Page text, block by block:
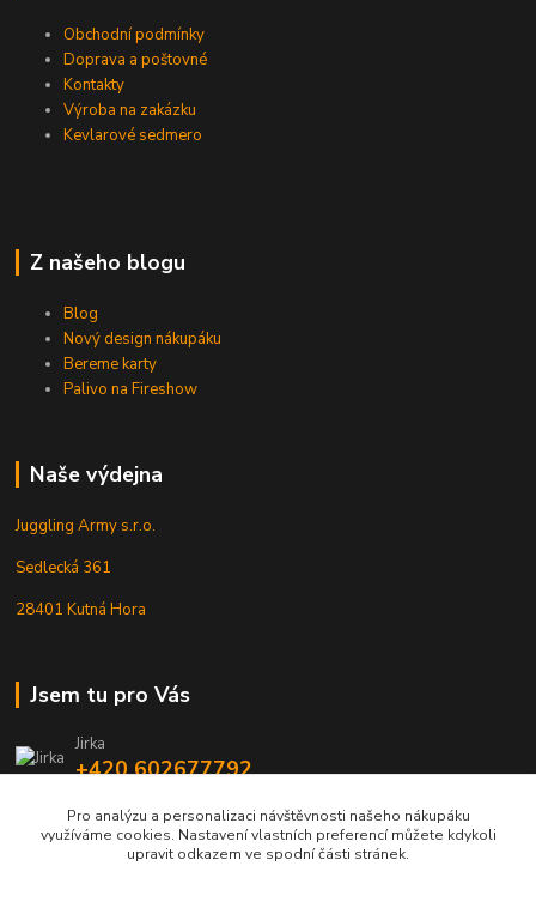
Obchodní podmínky
Doprava a poštovné
Kontakty
Výroba na zakázku
Kevlarové sedmero
Z našeho blogu
Blog
Nový design nákupáku
Bereme karty
Palivo na Fireshow
Naše výdejna
Juggling Army s.r.o.
Sedlecká 361
28401 Kutná Hora
Jsem tu pro Vás
Jirka
+420 602677792
info@jarmy.cz
Pro analýzu a personalizaci návštěvnosti našeho nákupáku
využíváme cookies. Nastavení vlastních preferencí můžete kdykoli
upravit odkazem ve spodní části stránek.